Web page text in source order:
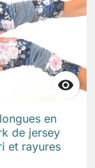

en
de jersey
et rayures